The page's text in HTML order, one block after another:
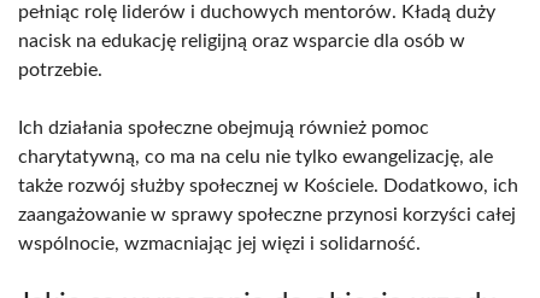
pełniąc rolę liderów i duchowych mentorów. Kładą duży
nacisk na edukację religijną oraz wsparcie dla osób w
potrzebie.
Ich działania społeczne obejmują również pomoc
charytatywną, co ma na celu nie tylko ewangelizację, ale
także rozwój służby społecznej w Kościele. Dodatkowo, ich
zaangażowanie w sprawy społeczne przynosi korzyści całej
wspólnocie, wzmacniając jej więzi i solidarność.